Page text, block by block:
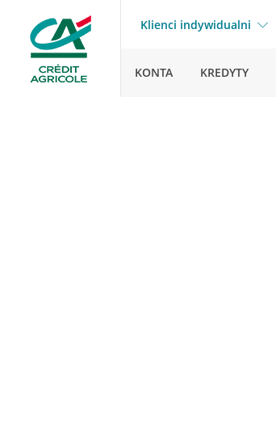
Klienci indywidualni
KONTA KREDYTY